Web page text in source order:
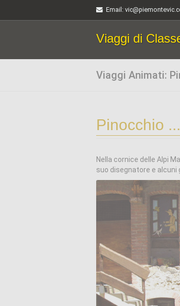
Email :
Viaggi di
Viaggi Animati:
Pinocchio
Nella cornice delle Alpi
suo disegnatore e alcuni